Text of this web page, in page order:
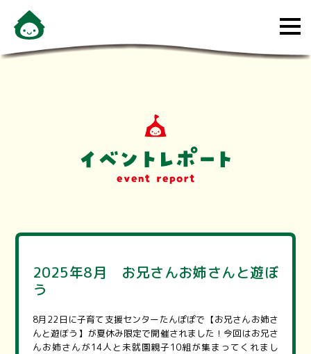
メ
ニ
ュ
2025年8月 お兄さんお姉さんと遊ぼ
う
8月22日に子育て支援センターたんぽぽで【お兄さんお姉さ
んと遊ぼう】が夏休み限定で開催されました！今回はお兄さ
んお姉さんが14人と未就園親子10組が集まってくれまし